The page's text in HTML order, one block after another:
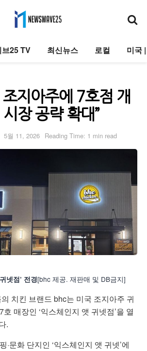
25 TV 최신뉴스 로컬 미국
지아주에 7호점 개
장 공략 확대”
5월 11, 2026 Reading Time: 1 min read
넷점’ 전경[bhc 제공. 재판매 및 DB금지]
치킨 브랜드 bhc는 미국 조지아주 귀
매장인 ‘익스체인지 앳 귀넷점’을 열
.
·문화 단지인 ‘익스체인지 앳 귀넷’에